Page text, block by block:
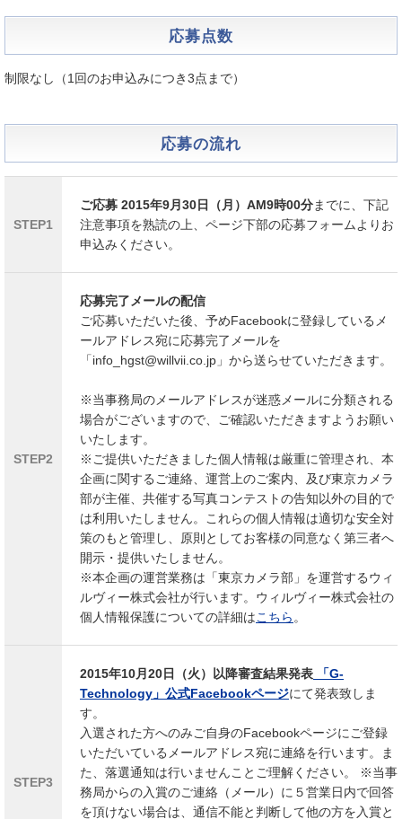
応募点数
制限なし（1回のお申込みにつき3点まで）
応募の流れ
STEP1
ご応募 2015年9月30日（月）AM9時00分までに、下記
注意事項を熟読の上、ページ下部の応募フォームよりお
申込みください。
STEP2
応募完了メールの配信
ご応募いただいた後、予めFacebookに登録しているメ
ールアドレス宛に応募完了メールを
「info_hgst@willvii.co.jp」から送らせていただきます。
※当事務局のメールアドレスが迷惑メールに分類される
場合がございますので、ご確認いただきますようお願い
いたします。
※ご提供いただきました個人情報は厳重に管理され、本
企画に関するご連絡、運営上のご案内、及び東京カメラ
部が主催、共催する写真コンテストの告知以外の目的で
は利用いたしません。これらの個人情報は適切な安全対
策のもと管理し、原則としてお客様の同意なく第三者へ
開示・提供いたしません。
※本企画の運営業務は「東京カメラ部」を運営するウィ
ルヴィー株式会社が行います。ウィルヴィー株式会社の
個人情報保護についての詳細はこちら。
STEP3
2015年10月20日（火）以降審査結果発表 「G-
Technology」公式Facebookページにて発表致しま
す。
入選された方へのみご自身のFacebookページにご登録
いただいているメールアドレス宛に連絡を行います。ま
た、落選通知は行いませんことご理解ください。 ※当事
務局からの入賞のご連絡（メール）に５営業日内で回答
を頂けない場合は、通信不能と判断して他の方を入賞と